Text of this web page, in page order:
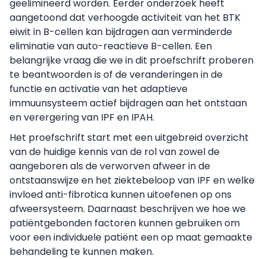
geëlimineerd worden. Eerder onderzoek heeft
aangetoond dat verhoogde activiteit van het BTK
eiwit in B-cellen kan bijdragen aan verminderde
eliminatie van auto-reactieve B-cellen. Een
belangrijke vraag die we in dit proefschrift proberen
te beantwoorden is of de veranderingen in de
functie en activatie van het adaptieve
immuunsysteem actief bijdragen aan het ontstaan
en verergering van IPF en IPAH.
Het proefschrift start met een uitgebreid overzicht
van de huidige kennis van de rol van zowel de
aangeboren als de verworven afweer in de
ontstaanswijze en het ziektebeloop van IPF en welke
invloed anti-fibrotica kunnen uitoefenen op ons
afweersysteem. Daarnaast beschrijven we hoe we
patiëntgebonden factoren kunnen gebruiken om
voor een individuele patiënt een op maat gemaakte
behandeling te kunnen maken.